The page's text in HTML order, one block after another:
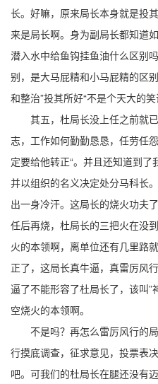
长。好嘛，原来局长本身就是投
来是局长啊。身为副局长都知道
潜入水中给鱼钩挂鱼油什么区别
别，是大马屁精和小马屁精的区
和整治”投其所好“不是个天大的笑
其五，杜局长没上任之前就
志，工作如何勤勤恳恳，任劳任
定要给他转正“。并且还知道到了
并以组织的名义决定处分马科长
出一身冷汗。这局长的烧火功夫
任后再烧，杜局长的三把火在没
火的本领啊，离单位还有几里路
正了，这局长真牛逼，真雷厉风
逼了不能形容了杜局长了，该叫
空烧火的本领啊。
不是吗？再怎么雷厉风行的
行摸底调查，征求意见，投票表
吧。可我们的杜局长在腿还没有